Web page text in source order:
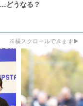
どうなる？
※横スクロールできます▶